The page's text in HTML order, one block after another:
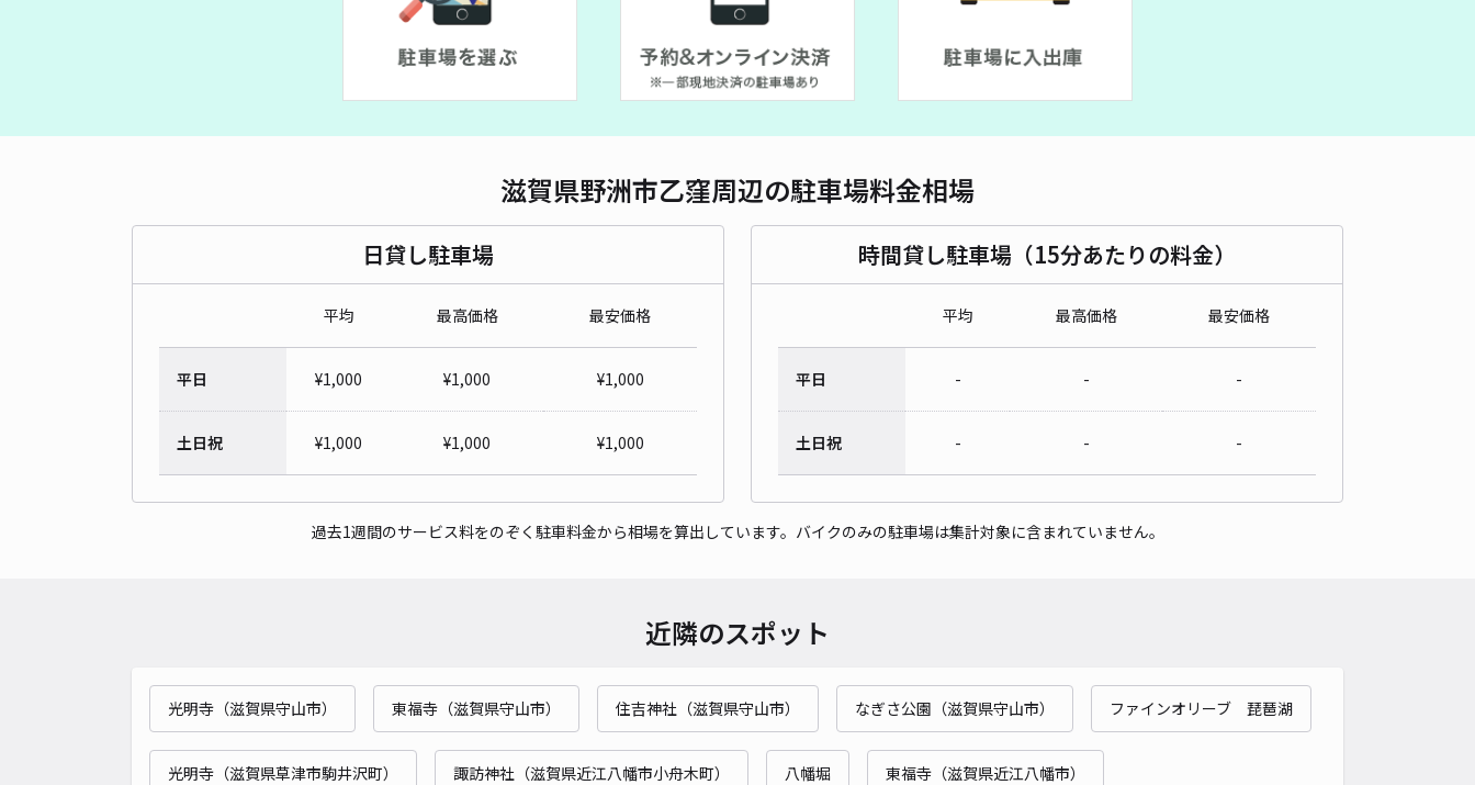
滋賀県野洲市乙窪周辺の駐車場料金相場
日貸し駐車場
平均 最高価格 最安価格
平日 ¥1,000 ¥1,000 ¥1,000
土日祝 ¥1,000 ¥1,000 ¥1,000
時間貸し駐車場（15分あたりの料金）
平均 最高価格 最安価格
平日 - - -
土日祝 - - -
過去1週間のサービス料をのぞく駐車料金から相場を算出しています。バイクのみの駐車場は集計対象に含まれていません。
近隣のスポット
光明寺（滋賀県守山市） 東福寺（滋賀県守山市） 住吉神社（滋賀県守山市） なぎさ公園（滋賀県守山市） ファインオリーブ 琵琶湖
光明寺（滋賀県草津市駒井沢町） 諏訪神社（滋賀県近江八幡市小舟木町） 八幡堀 東福寺（滋賀県近江八幡市）